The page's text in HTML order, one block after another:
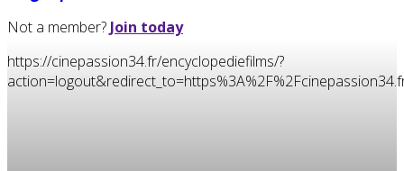
Not a member? Join today
https://cinepassion34.fr/encyclopediefilms/?